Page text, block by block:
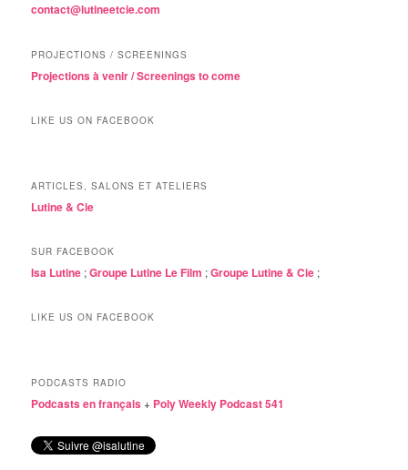
contact@lutineetcie.com
PROJECTIONS / SCREENINGS
Projections à venir / Screenings to come
LIKE US ON FACEBOOK
ARTICLES, SALONS ET ATELIERS
Lutine & Cie
SUR FACEBOOK
Isa Lutine ;Groupe Lutine Le Film ;Groupe Lutine & Cie ;
LIKE US ON FACEBOOK
PODCASTS RADIO
Podcasts en français+ Poly Weekly Podcast 541